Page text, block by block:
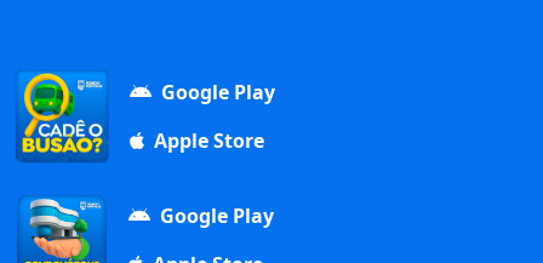
Google Play
Apple Store
Google Play